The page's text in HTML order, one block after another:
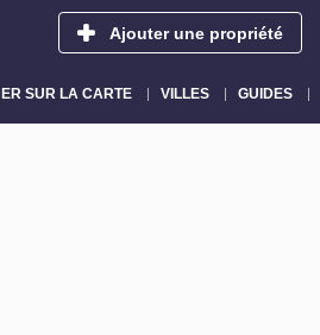
Ajouter une propriété
SUR LA CARTE VILLES GUIDES